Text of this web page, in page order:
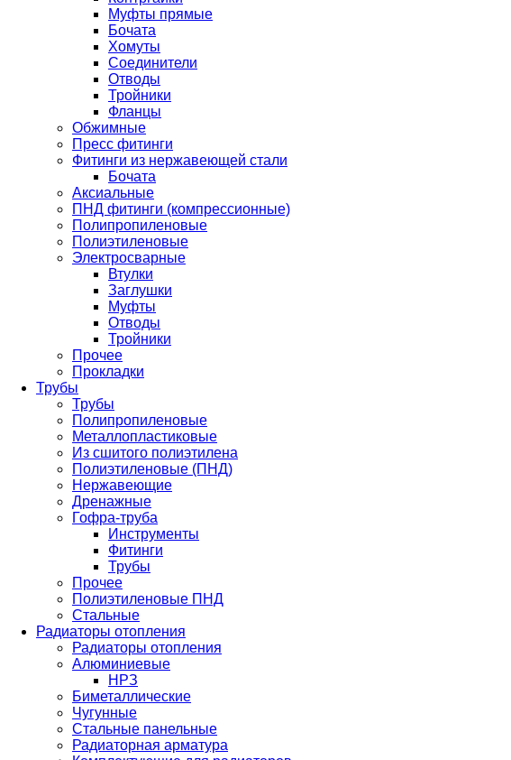
Муфты прямые
Бочата
Хомуты
Соединители
Отводы
Тройники
Фланцы
Обжимные
Пресс фитинги
Фитинги из нержавеющей стали
Бочата
Аксиальные
ПНД фитинги (компрессионные)
Полипропиленовые
Полиэтиленовые
Электросварные
Втулки
Заглушки
Муфты
Отводы
Тройники
Прочее
Прокладки
Трубы
Трубы
Полипропиленовые
Металлопластиковые
Из сшитого полиэтилена
Полиэтиленовые (ПНД)
Нержавеющие
Дренажные
Гофра-труба
Инструменты
Фитинги
Трубы
Прочее
Полиэтиленовые ПНД
Стальные
Радиаторы отопления
Радиаторы отопления
Алюминиевые
НРЗ
Биметаллические
Чугунные
Стальные панельные
Радиаторная арматура